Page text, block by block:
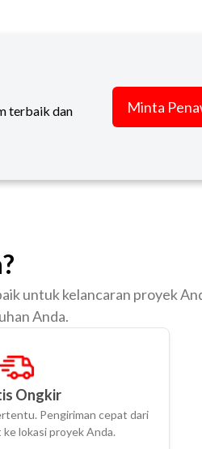
terbaik dan
Minta
untuk kelancaran proyek
Anda.
Ongkir
Pengiriman cepat dari
lokasi proyek Anda.